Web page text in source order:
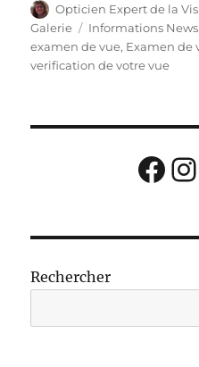
Auteur
Opticien Expert de la
Galerie
Catégories
Informations News
examen de vue, Examen de
verification de votre vue
Rechercher